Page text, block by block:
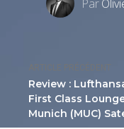
ARTICLE PRÉCÉDENT
Review :
First Class
Munich (MUC)
Par